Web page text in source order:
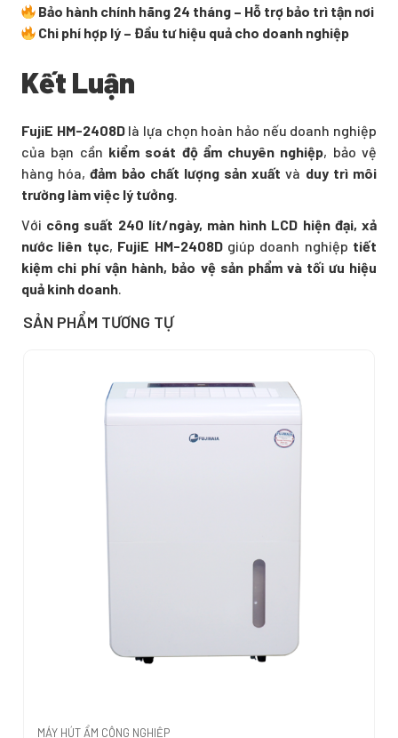
Bảo hành chính hãng 24 tháng – Hỗ trợ bảo trì tận nơi
Chi phí hợp lý – Đầu tư hiệu quả cho doanh nghiệp
Kết Luận
FujiE HM-2408Dlà lựa chọn hoàn hảo nếu doanh nghiệp
của bạn cần kiểm soát độ ẩm chuyên nghiệp, bảo vệ
hàng hóa,đảm bảo chất lượng sản xuất và duy trì môi
trường làm việc lý tưởng.
Với công suất 240 lít/ngày, màn hình LCD hiện đại, xả
nước liên tục, FujiE HM-2408Dgiúp doanh nghiệp tiết
kiệm chi phí vận hành, bảo vệ sản phẩm và tối ưu hiệu
quả kinh doanh.
SẢN PHẨM TƯƠNG TỰ
MÁY HÚT ẨM CÔNG NGHIỆP